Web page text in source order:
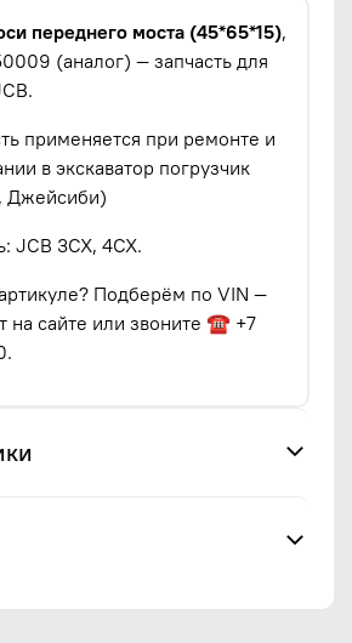
переднего моста (45*65*15),
(аналог) — запчасть для
применяется при ремонте и
в экскаватор погрузчик
Джейсиби)
JCB 3CX, 4CX.
Подберём по VIN —
на сайте или звоните ☎ +7